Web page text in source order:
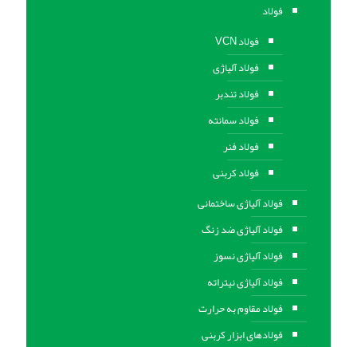
فولاد
فولاد VCN
فولاد آلیاژی
فولاد تندبر
فولاد سمانته
فولاد فنر
فولاد کربنی
فولاد آلیاژی ساختمانی
فولاد آلیاژی ضد زنگ
فولاد آلیاژی نسوز
فولاد آلیاژی نیتراته
فولاد مقاوم به حرارت
فولادهای ابزار کربنی